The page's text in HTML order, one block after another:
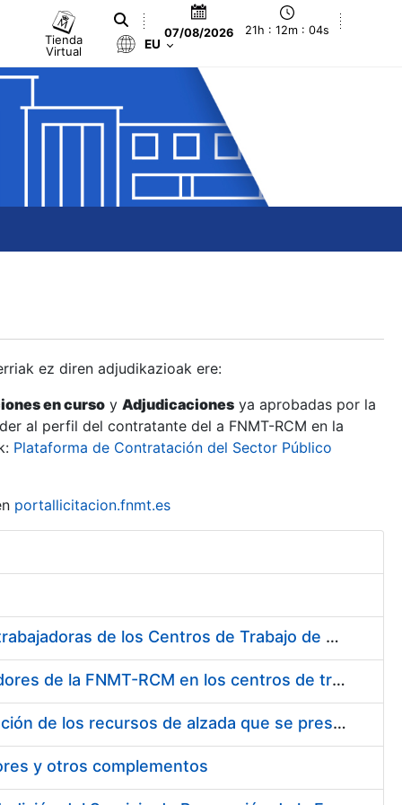
Tienda
Virtual
07/08/2026 21h : 12m : 05s
EU
ez diren adjudikazioak ere:
en curso y Adjudicaciones ya aprobadas por la
al perfil del contratante del a FNMT-RCM en la
Plataforma de Contratación del Sector Público
portallicitacion.fnmt.es
Suministro de Protectores Auditivos a medida para las personas trabajadoras de los Centros de Trabajo de Madrid y Burgos
Suministro de gafas graduadas antiproyecciones para los trabajadores de la FNMT-RCM en los centros de trabajo de Madrid y Burgos
Servicios de una empresa externa para el asesoramiento y resolución de los recursos de alzada que se presentan relacionados con procesos de selección para la FNMT-RCM
y otros complementos